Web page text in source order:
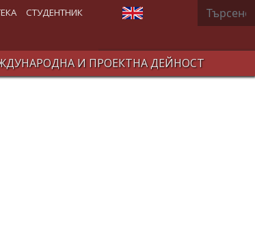
СТУДЕНТНИК Изберете език Търсене
И ПРОЕКТНА ДЕЙНОСТ